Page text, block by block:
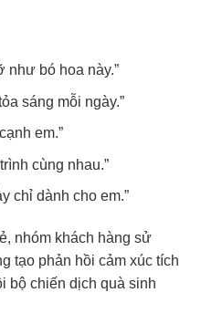
như bó hoa này.”
sáng mỗi ngày.”
em.”
cùng nhau.”
chỉ dành cho em.”
nhóm khách hàng sử
tạo phản hồi cảm xúc tích
bộ chiến dịch quà sinh